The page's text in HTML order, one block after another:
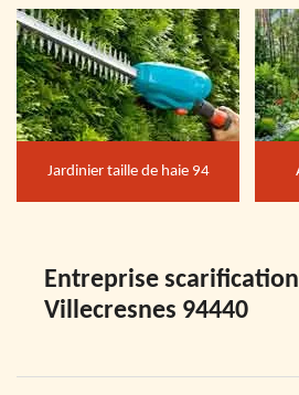
Jardinier taille de haie 94
Entreprise
Villecresnes 94440